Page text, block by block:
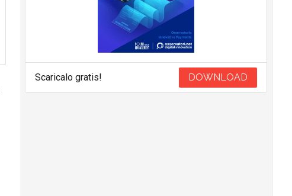
Scaricalo gratis! DOWNLOAD